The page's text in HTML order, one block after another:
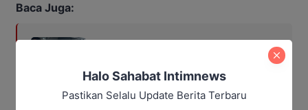
Baca Juga:
Titik Api
Halo Sahabat Intimnews
Pastikan Selalu Update Berita Terbaru